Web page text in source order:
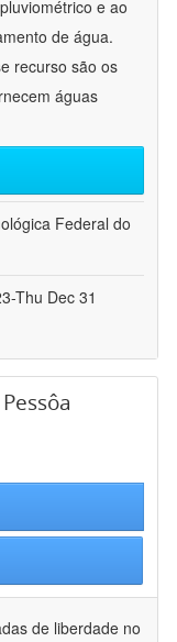
e ao
de água.
recurso são os
águas
Federal do
Thu Dec 31
de liberdade no